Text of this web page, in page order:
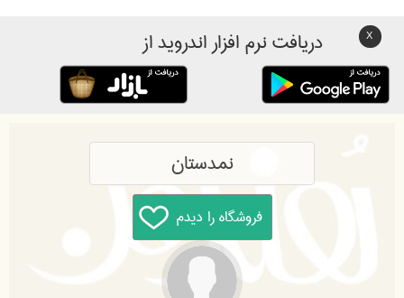
دریافت نرم افزار اندروید از
نمدستان